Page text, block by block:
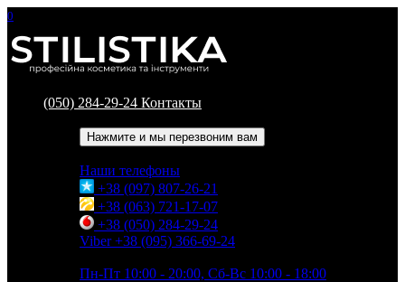
0
(050) 284-29-24 Контакты
Нажмите и мы перезвоним вам
Наши телефоны
+38 (097) 807-26-21
+38 (063) 721-17-07
+38 (050) 284-29-24
Viber +38 (095) 366-69-24
Пн-Пт 10:00 - 20:00, Сб-Вс 10:00 - 18:00